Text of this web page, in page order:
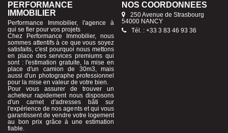
PERFORMANCE
IMMOBILIER
Performance Immobilier, l'agence à
qui se fier pour vos projets
Chez Performance Immobilier, nous
sommes attentifs à ce que vous soyez
satisfaits, c'est pourquoi nous mettons
en place des services premiums qui
sont : l'estimation gratuite, la mise en
place d'un camion de 30m3, mais
aussi d'un photographe professionnel
pour la mise en valeur de votre bien.
Pour vous assurer de trouver un
acheteur rapidement nous disposons
d'un carnet d'adresses bâti sur
l'expérience de nos agents et qui vous
garantissent de vendre votre logement
au bon prix grâce à une estimation
fiable.
NOS COORDONNÉES
250 Avenue de Strasbourg
54000 NANCY
Tél. : +33 3 83 46 93 36